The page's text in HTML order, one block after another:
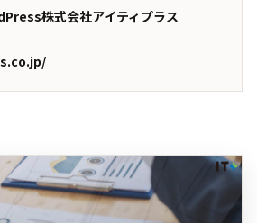
株式会社アイティプラス